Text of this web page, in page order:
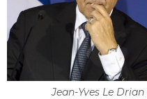
Jean-Yves Le